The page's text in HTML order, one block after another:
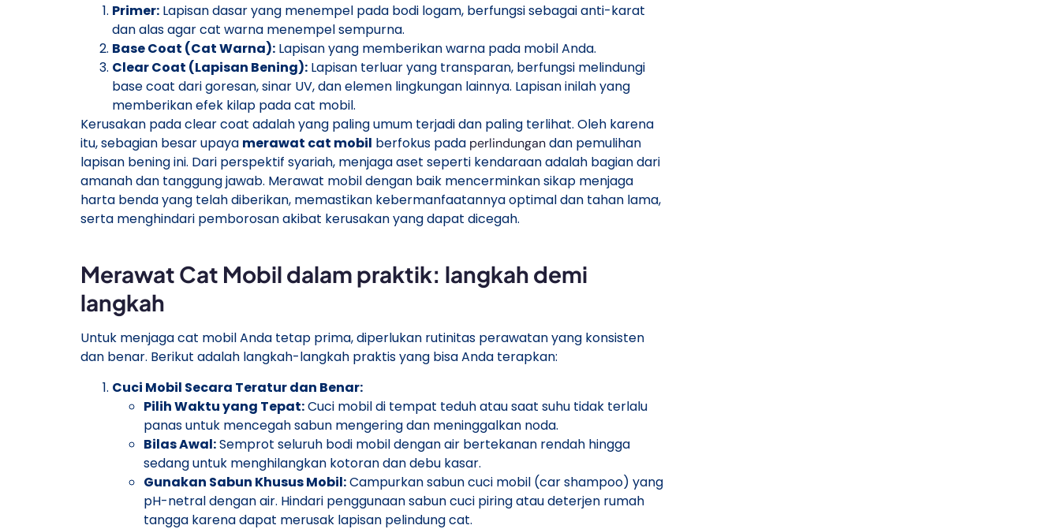
Primer: Lapisan dasar yang menempel pada bodi logam, berfungsi sebagai anti-karat
dan alas agar cat warna menempel sempurna.
Base Coat (Cat Warna): Lapisan yang memberikan warna pada mobil Anda.
Clear Coat (Lapisan Bening): Lapisan terluar yang transparan, berfungsi melindungi
base coat dari goresan, sinar UV, dan elemen lingkungan lainnya. Lapisan inilah yang
memberikan efek kilap pada cat mobil.
Kerusakan pada clear coat adalah yang paling umum terjadi dan paling terlihat. Oleh karena
itu, sebagian besar upaya merawat cat mobil berfokus pada perlindungandan pemulihan
lapisan bening ini. Dari perspektif syariah, menjaga aset seperti kendaraan adalah bagian dari
amanah dan tanggung jawab. Merawat mobil dengan baik mencerminkan sikap menjaga
harta benda yang telah diberikan, memastikan kebermanfaatannya optimal dan tahan lama,
serta menghindari pemborosan akibat kerusakan yang dapat dicegah.
Merawat Cat Mobil dalam praktik: langkah demi
langkah
Untuk menjaga cat mobil Anda tetap prima, diperlukan rutinitas perawatan yang konsisten
dan benar. Berikut adalah langkah-langkah praktis yang bisa Anda terapkan:
Cuci Mobil Secara Teratur dan Benar:
Pilih Waktu yang Tepat:Cuci mobil di tempat teduh atau saat suhu tidak terlalu
panas untuk mencegah sabun mengering dan meninggalkan noda.
Bilas Awal:Semprot seluruh bodi mobil dengan air bertekanan rendah hingga
sedang untuk menghilangkan kotoran dan debu kasar.
Gunakan Sabun Khusus Mobil:Campurkan sabun cuci mobil (car shampoo) yang
pH-netral dengan air. Hindari penggunaan sabun cuci piring atau deterjen rumah
tangga karena dapat merusak lapisan pelindung cat.